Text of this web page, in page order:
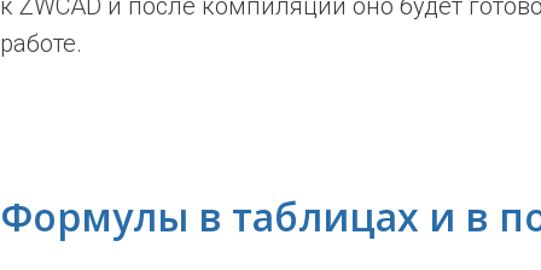
к ZWCAD и после компиляции оно будет
работе.
Формулы в таблицах и в